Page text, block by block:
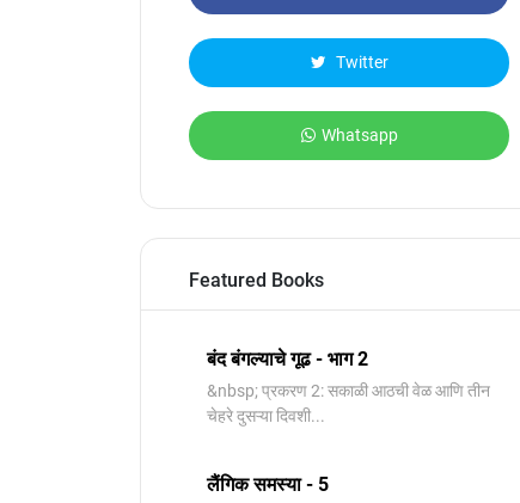
Twitter
Whatsapp
Featured Books
बंद बंगल्याचे गूढ - भाग 2
&nbsp; प्रकरण 2: सकाळी आठची वेळ आणि तीन
चेहरे दुसऱ्या दिवशी...
लैंगिक समस्या - 5